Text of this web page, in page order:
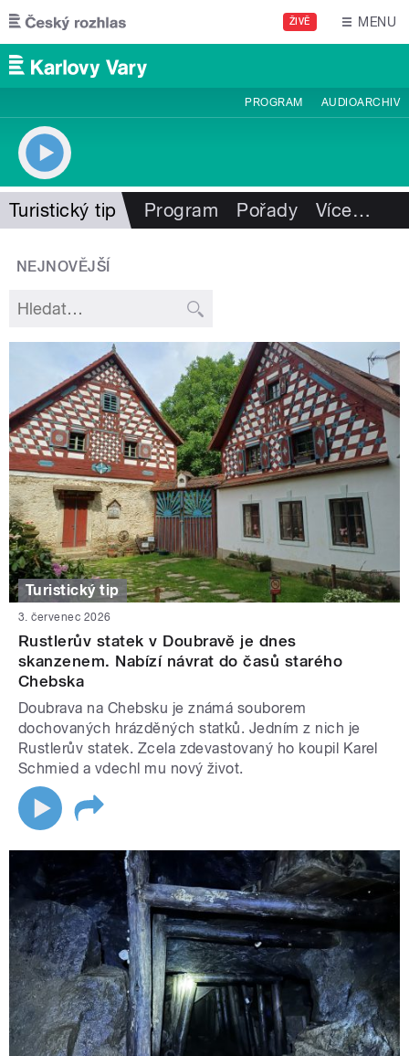
Přejít k hlavnímu obsahu
ŽIVĚ MENU
PROGRAM AUDIOARCHIV
Turistický tip Program Pořady Více…
NEJNOVĚJŠÍ
Turistický tip
3. červenec 2026
Rustlerův statek v Doubravě je dnes
skanzenem. Nabízí návrat do časů starého
Chebska
Doubrava na Chebsku je známá souborem
dochovaných hrázděných statků. Jedním z nich je
Rustlerův statek. Zcela zdevastovaný ho koupil Karel
Schmied a vdechl mu nový život.